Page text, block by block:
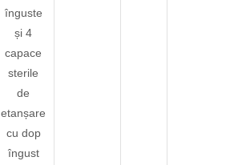
înguste
și 4
capace
sterile
de
etanșare
cu dop
îngust